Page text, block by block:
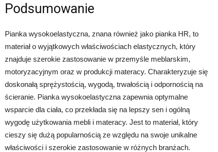
Podsumowanie
Pianka wysokoelastyczna, znana również jako pianka HR, to
materiał o wyjątkowych właściwościach elastycznych, który
znajduje szerokie zastosowanie w przemyśle meblarskim,
motoryzacyjnym oraz w produkcji materacy. Charakteryzuje się
doskonałą sprężystością, wygodą, trwałością i odpornością na
ścieranie. Pianka wysokoelastyczna zapewnia optymalne
wsparcie dla ciała, co przekłada się na lepszy sen i ogólną
wygodę użytkowania mebli i materacy. Jest to materiał, który
cieszy się dużą popularnością ze względu na swoje unikalne
właściwości i szerokie zastosowanie w różnych branżach.